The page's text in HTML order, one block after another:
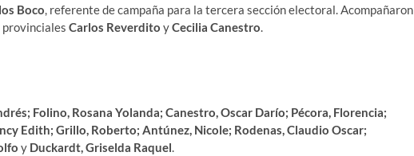
Boco, referente de campaña para la tercera sección electoral. Acompañaron
provinciales Carlos Reverdito yCecilia Canestro.
Folino, Rosana Yolanda; Canestro, Oscar Darío; Pécora, Florencia;
Edith; Grillo, Roberto; Antúnez, Nicole; Rodenas, Claudio Oscar;
y Duckardt, Griselda Raquel.